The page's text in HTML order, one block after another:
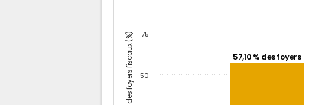
Part des foyers fiscaux (%)
57,10 % des foyers
50
75